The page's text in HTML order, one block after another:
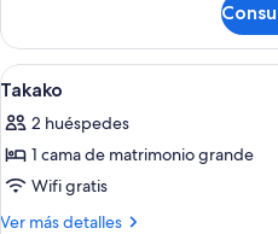
Abrir
todas
las
fotos
de
Takako
6
Takako
2 huéspedes
1 cama de matrimonio grande
Wifi gratis
Ver más detalles
Más